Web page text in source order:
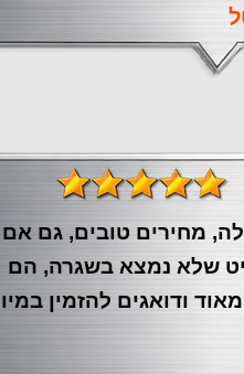
מחירים טובים, גם אם
שלא נמצא בשגרה, הם
ודואגים להזמין